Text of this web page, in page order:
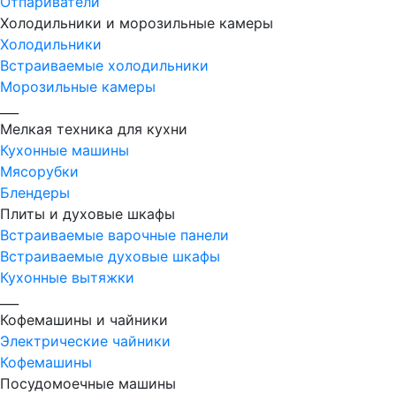
Холодильники и морозильные камеры
Холодильники
Встраиваемые холодильники
Морозильные камеры
Мелкая техника для кухни
Кухонные машины
Мясорубки
Блендеры
Плиты и духовые шкафы
Встраиваемые варочные панели
Встраиваемые духовые шкафы
Кухонные вытяжки
Кофемашины и чайники
Электрические чайники
Кофемашины
Посудомоечные машины